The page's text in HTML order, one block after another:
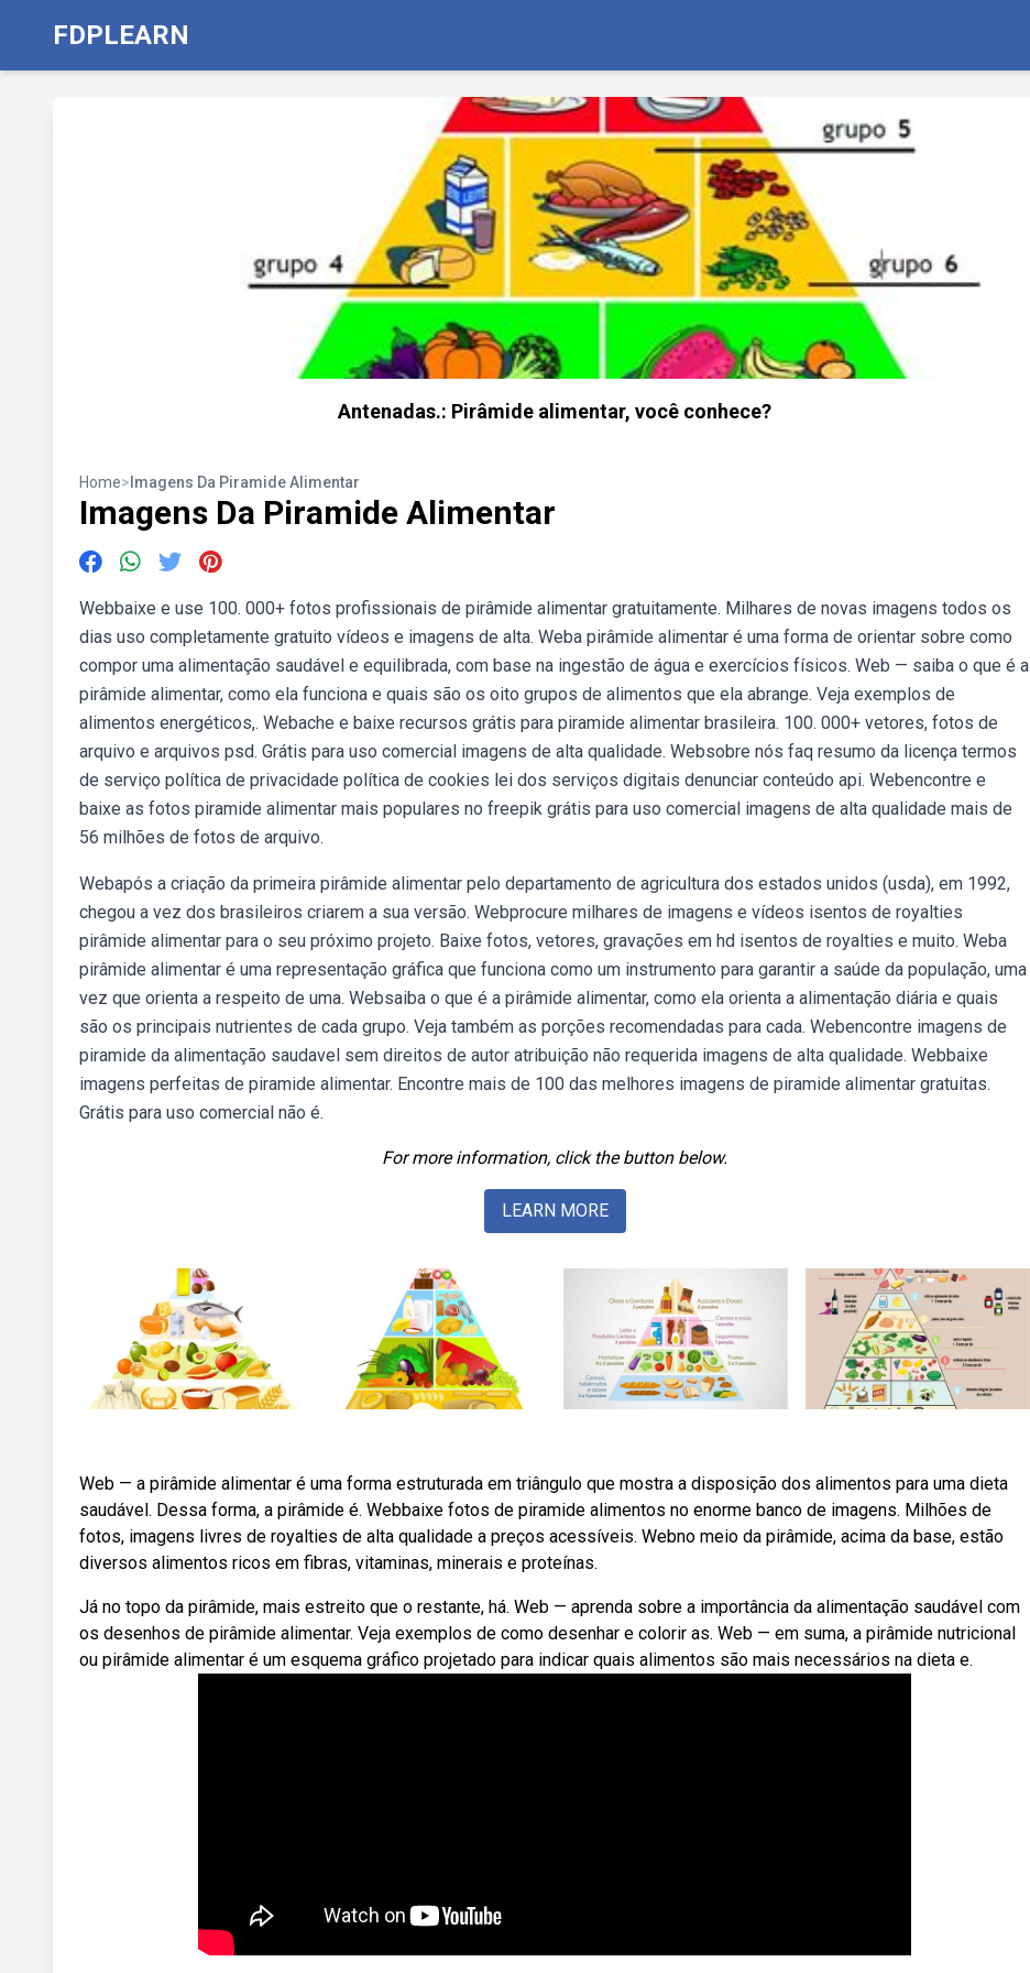
FDPLEARN
Antenadas.: Pirâmide alimentar, você conhece?
Home> Imagens Da Piramide Alimentar
Imagens Da Piramide Alimentar
Webbaixe e use 100. 000+ fotos profissionais de pirâmide alimentar gratuitamente. Milhares de novas imagens todos os
dias uso completamente gratuito vídeos e imagens de alta. Weba pirâmide alimentar é uma forma de orientar sobre como
compor uma alimentação saudável e equilibrada, com base na ingestão de água e exercícios físicos. Web — saiba o que é a
pirâmide alimentar, como ela funciona e quais são os oito grupos de alimentos que ela abrange. Veja exemplos de
alimentos energéticos,. Webache e baixe recursos grátis para piramide alimentar brasileira. 100. 000+ vetores, fotos de
arquivo e arquivos psd. Grátis para uso comercial imagens de alta qualidade. Websobre nós faq resumo da licença termos
de serviço política de privacidade política de cookies lei dos serviços digitais denunciar conteúdo api. Webencontre e
baixe as fotos piramide alimentar mais populares no freepik grátis para uso comercial imagens de alta qualidade mais de
56 milhões de fotos de arquivo.
Webapós a criação da primeira pirâmide alimentar pelo departamento de agricultura dos estados unidos (usda), em 1992,
chegou a vez dos brasileiros criarem a sua versão. Webprocure milhares de imagens e vídeos isentos de royalties
pirâmide alimentar para o seu próximo projeto. Baixe fotos, vetores, gravações em hd isentos de royalties e muito. Weba
pirâmide alimentar é uma representação gráfica que funciona como um instrumento para garantir a saúde da população, uma
vez que orienta a respeito de uma. Websaiba o que é a pirâmide alimentar, como ela orienta a alimentação diária e quais
são os principais nutrientes de cada grupo. Veja também as porções recomendadas para cada. Webencontre imagens de
piramide da alimentação saudavel sem direitos de autor atribuição não requerida imagens de alta qualidade. Webbaixe
imagens perfeitas de piramide alimentar. Encontre mais de 100 das melhores imagens de piramide alimentar gratuitas.
Grátis para uso comercial não é.
For more information, click the button below.
LEARN MORE
Web — a pirâmide alimentar é uma forma estruturada em triângulo que mostra a disposição dos alimentos para uma dieta
saudável. Dessa forma, a pirâmide é. Webbaixe fotos de piramide alimentos no enorme banco de imagens. Milhões de
fotos, imagens livres de royalties de alta qualidade a preços acessíveis. Webno meio da pirâmide, acima da base, estão
diversos alimentos ricos em fibras, vitaminas, minerais e proteínas.
Já no topo da pirâmide, mais estreito que o restante, há. Web — aprenda sobre a importância da alimentação saudável com
os desenhos de pirâmide alimentar. Veja exemplos de como desenhar e colorir as. Web — em suma, a pirâmide nutricional
ou pirâmide alimentar é um esquema gráfico projetado para indicar quais alimentos são mais necessários na dieta e.